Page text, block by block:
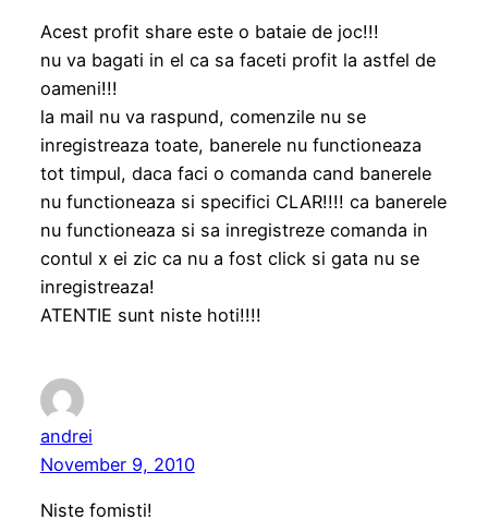
Acest profit share este o bataie de joc!!!
nu va bagati in el ca sa faceti profit la astfel de
oameni!!!
la mail nu va raspund, comenzile nu se
inregistreaza toate, banerele nu functioneaza
tot timpul, daca faci o comanda cand banerele
nu functioneaza si specifici CLAR!!!! ca banerele
nu functioneaza si sa inregistreze comanda in
contul x ei zic ca nu a fost click si gata nu se
inregistreaza!
ATENTIE sunt niste hoti!!!!
andrei
November 9, 2010
Niste fomisti!